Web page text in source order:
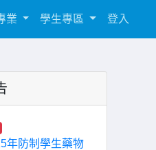
業 學生專區 登入
年防制學生藥物